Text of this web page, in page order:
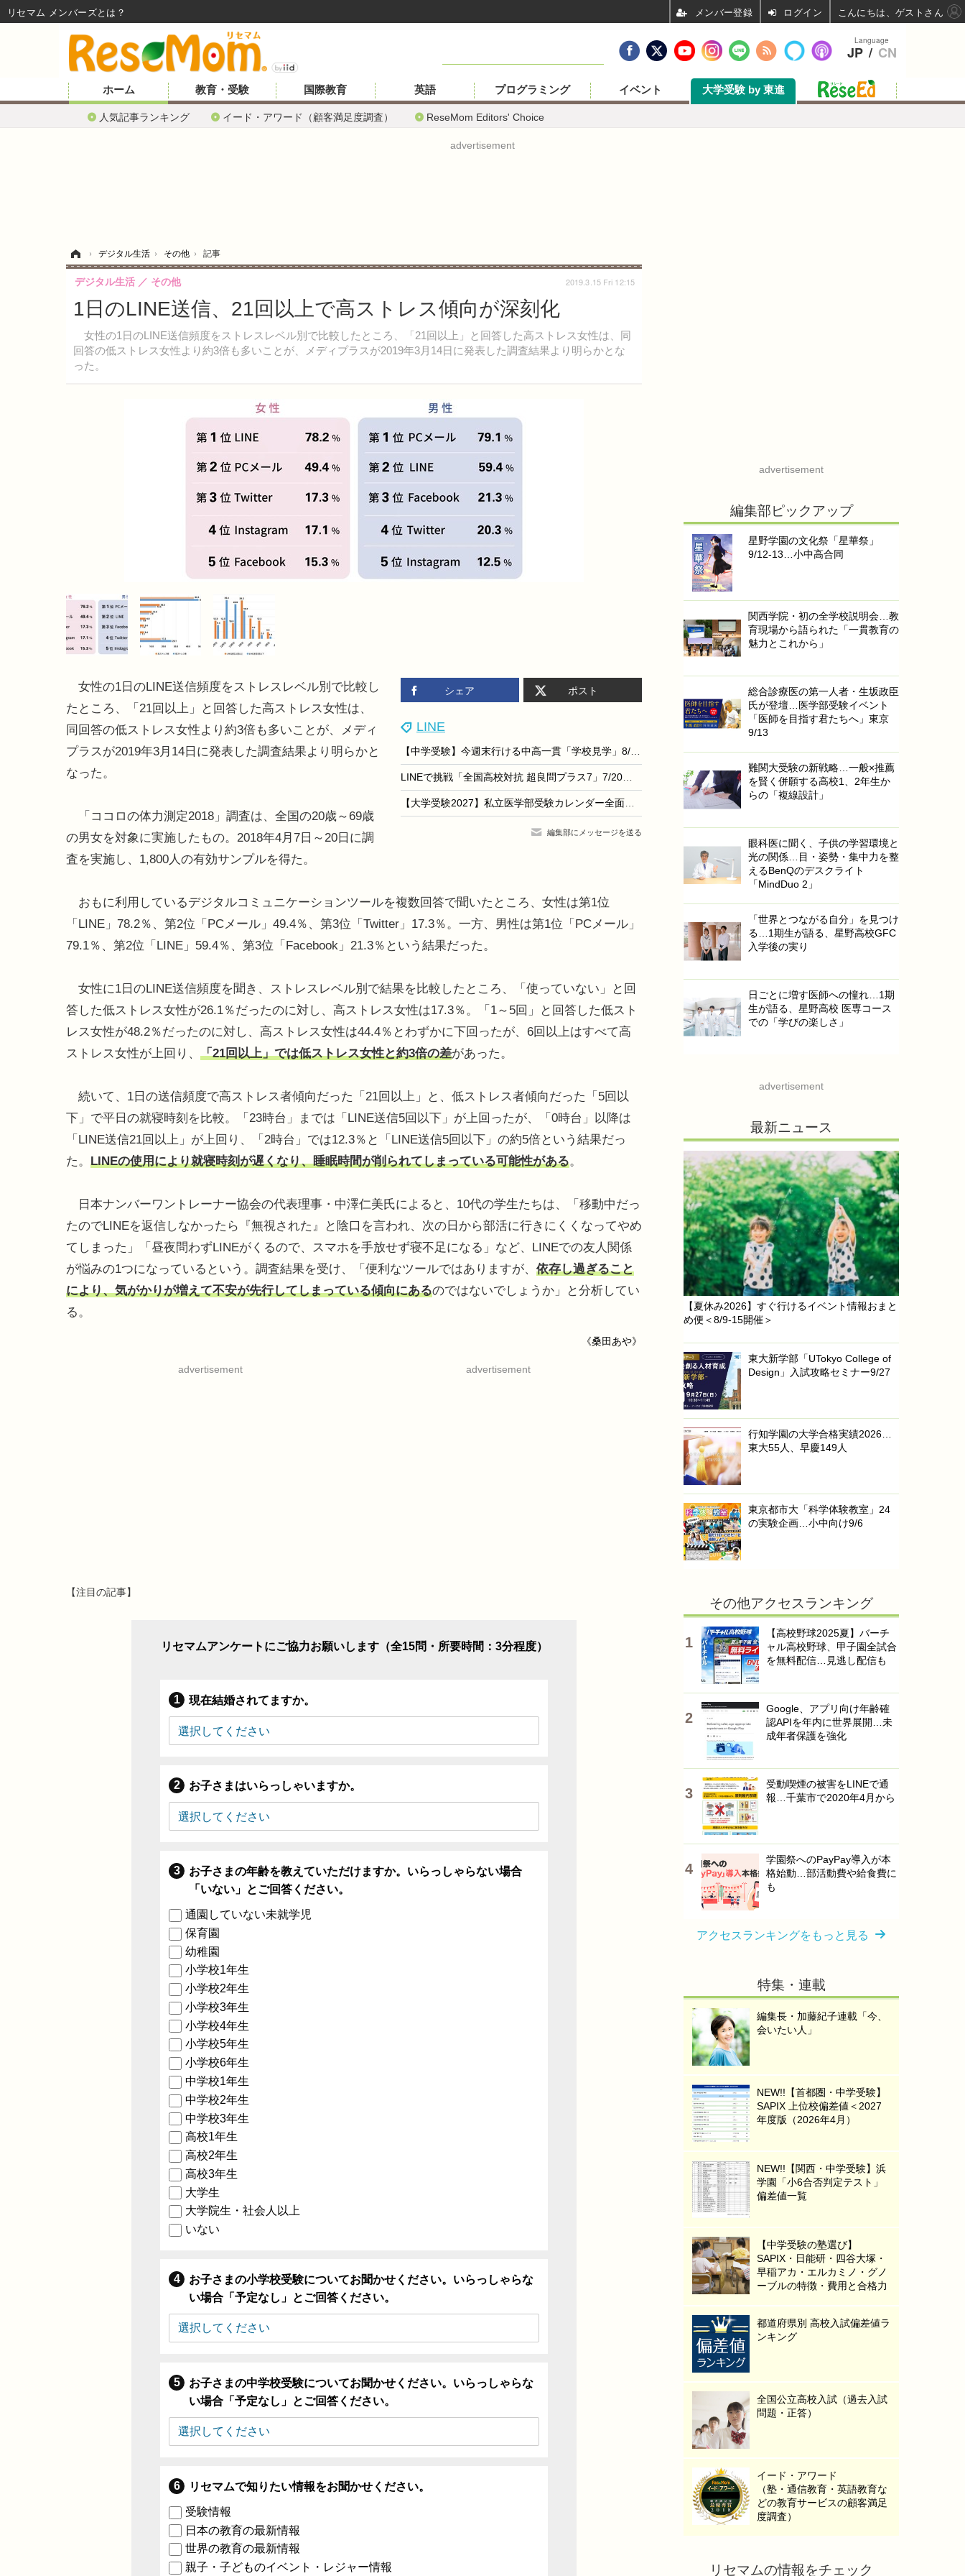
ホーム
人気記事ランキング イード・アワード（顧客満足度調査） ReseMom Editors' Choice
教育・受験 国際教育 英語 プログラミング イベント 大学受験 by 東進
advertisement
› デジタル生活 › その他 › 記事
1日のLINE送信、21回以上で高ストレス傾向が深刻化
女性の1日のLINE送信頻度をストレスレベル別で比較したところ、「21回以上」と回答した高ストレス女性は、同
回答の低ストレス女性より約3倍も多いことが、メディプラスが2019年3月14日に発表した調査結果より明らかとな
った。
デジタル生活 その他 2019.3.15 Fri 12:15
シェア ポスト
LINE
【中学受験】今週末行ける中高一貫「学校見学」8/1-2…佼成学園、日大豊山など10校
LINEで挑戦「全国高校対抗 超良問プラス7」7/20まで…5問連続正解で特典も
【大学受験2027】私立医学部受験カレンダー全面刷新、併願戦略を支援
編集部にメッセージを送る
女性の1日のLINE送信頻度をストレスレベル別で比較し
たところ、「21回以上」と回答した高ストレス女性は、
同回答の低ストレス女性より約3倍も多いことが、メディ
プラスが2019年3月14日に発表した調査結果より明らかと
なった。
「ココロの体力測定2018」調査は、全国の20歳～69歳
の男女を対象に実施したもの。2018年4月7日～20日に調
査を実施し、1,800人の有効サンプルを得た。
おもに利用しているデジタルコミュニケーションツールを複数回答で聞いたところ、女性は第1位
「LINE」78.2％、第2位「PCメール」49.4％、第3位「Twitter」17.3％。一方、男性は第1位「PCメール」
79.1％、第2位「LINE」59.4％、第3位「Facebook」21.3％という結果だった。
女性に1日のLINE送信頻度を聞き、ストレスレベル別で結果を比較したところ、「使っていない」と回
答した低ストレス女性が26.1％だったのに対し、高ストレス女性は17.3％。「1～5回」と回答した低スト
レス女性が48.2％だったのに対し、高ストレス女性は44.4％とわずかに下回ったが、6回以上はすべて高
ストレス女性が上回り、 「21回以上」では低ストレス女性と約3倍の差があった。
続いて、1日の送信頻度で高ストレス者傾向だった「21回以上」と、低ストレス者傾向だった「5回以
下」で平日の就寝時刻を比較。「23時台」までは「LINE送信5回以下」が上回ったが、「0時台」以降は
「LINE送信21回以上」が上回り、「2時台」では12.3％と「LINE送信5回以下」の約5倍という結果だっ
た。 LINEの使用により就寝時刻が遅くなり、睡眠時間が削られてしまっている可能性がある。
日本ナンバーワントレーナー協会の代表理事・中澤仁美氏によると、10代の学生たちは、「移動中だっ
たのでLINEを返信しなかったら『無視された』と陰口を言われ、次の日から部活に行きにくくなってやめ
てしまった」「昼夜問わずLINEがくるので、スマホを手放せず寝不足になる」など、LINEでの友人関係
が悩みの1つになっているという。調査結果を受け、「便利なツールではありますが、 依存し過ぎること
により、気がかりが増えて不安が先行してしまっている傾向にあるのではないでしょうか」と分析してい
る。
《桑田あや》
advertisement advertisement
【注目の記事】
リセマムアンケートにご協力お願いします（全15問・所要時間：3分程度）
現在結婚されてますか。
お子さまはいらっしゃいますか。
お子さまの年齢を教えていただけますか。いらっしゃらない場合
「いない」とご回答ください。
通園していない未就学児
保育園
幼稚園
小学校1年生
小学校2年生
小学校3年生
小学校4年生
小学校5年生
小学校6年生
中学校1年生
中学校2年生
中学校3年生
高校1年生
高校2年生
高校3年生
大学生
大学院生・社会人以上
いない
お子さまの小学校受験についてお聞かせください。いらっしゃらな
い場合「予定なし」とご回答ください。
お子さまの中学校受験についてお聞かせください。いらっしゃらな
い場合「予定なし」とご回答ください。
リセマムで知りたい情報をお聞かせください。
受験情報
日本の教育の最新情報
世界の教育の最新情報
親子・子どものイベント・レジャー情報
advertisement
編集部ピックアップ
星野学園の文化祭「星華祭」
9/12-13…小中高合同
関西学院・初の全学校説明会…教
育現場から語られた「一貫教育の
魅力とこれから」
総合診療医の第一人者・生坂政臣
氏が登壇…医学部受験イベント
「医師を目指す君たちへ」東京
9/13
難関大受験の新戦略…一般×推薦
を賢く併願する高校1、2年生か
らの「複線設計」
眼科医に聞く、子供の学習環境と
光の関係…目・姿勢・集中力を整
えるBenQのデスクライト
「MindDuo 2」
「世界とつながる自分」を見つけ
る…1期生が語る、星野高校GFC
入学後の実り
日ごとに増す医師への憧れ…1期
生が語る、星野高校 医専コース
での「学びの楽しさ」
advertisement
最新ニュース
【夏休み2026】すぐ行けるイベント情報おまと
め便＜8/9-15開催＞
東大新学部「UTokyo College of
Design」入試攻略セミナー9/27
行知学園の大学合格実績2026…
東大55人、早慶149人
東京都市大「科学体験教室」24
の実験企画…小中向け9/6
その他アクセスランキング
【高校野球2025夏】バーチ
ャル高校野球、甲子園全試合
を無料配信…見逃し配信も
Google、アプリ向け年齢確
認APIを年内に世界展開…未
成年者保護を強化
受動喫煙の被害をLINEで通
報…千葉市で2020年4月から
学園祭へのPayPay導入が本
格始動…部活動費や給食費に
も
アクセスランキングをもっと見る
特集・連載
編集長・加藤紀子連載「今、
会いたい人」
NEW!!【首都圏・中学受験】
SAPIX 上位校偏差値＜2027
年度版（2026年4月）
NEW!!【関西・中学受験】浜
学園「小6合否判定テスト」
偏差値一覧
【中学受験の塾選び】
SAPIX・日能研・四谷大塚・
早稲アカ・エルカミノ・グノ
ーブルの特徴・費用と合格力
都道府県別 高校入試偏差値ラ
ンキング
全国公立高校入試（過去入試
問題・正答）
イード・アワード
（塾・通信教育・英語教育な
どの教育サービスの顧客満足
度調査）
リセマムの情報をチェック
Language
JP / CN
リセマム メンバーズ ログイン こんにちは、ゲストさん